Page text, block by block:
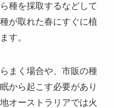
種を採取するなどして
が取れた春にすぐに植
す。
まく場合や、市販の種
から起こす必要があり
オーストラリアでは火